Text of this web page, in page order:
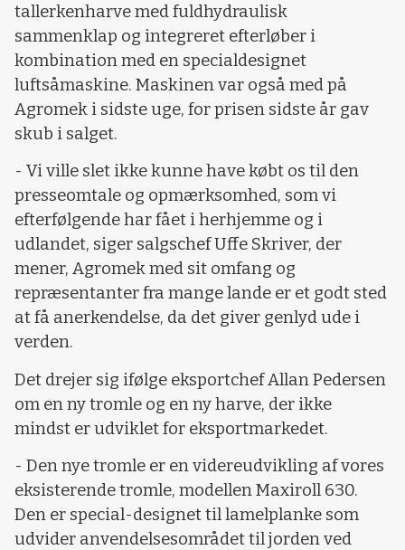
tallerkenharve med fuldhydraulisk
sammenklap og integreret efterløber i
kombination med en specialdesignet
luftsåmaskine. Maskinen var også med på
Agromek i sidste uge, for prisen sidste år gav
skub i salget.
- Vi ville slet ikke kunne have købt os til den
presseomtale og opmærksomhed, som vi
efterfølgende har fået i herhjemme og i
udlandet, siger salgschef Uffe Skriver, der
mener, Agromek med sit omfang og
repræsentanter fra mange lande er et godt sted
at få anerkendelse, da det giver genlyd ude i
verden.
Det drejer sig ifølge eksportchef Allan Pedersen
om en ny tromle og en ny harve, der ikke
mindst er udviklet for eksportmarkedet.
- Den nye tromle er en videreudvikling af vores
eksisterende tromle, modellen Maxiroll 630.
Den er special-designet til lamelplanke som
udvider anvendelsesområdet til jorden ved